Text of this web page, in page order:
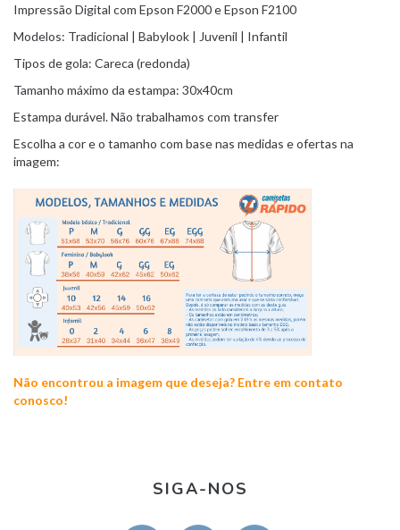
Impressão Digital com Epson F2000 e Epson F2100
Modelos: Tradicional | Babylook | Juvenil | Infantil
Tipos de gola: Careca (redonda)
Tamanho máximo da estampa: 30x40cm
Estampa durável. Não trabalhamos com transfer
Escolha a cor e o tamanho com base nas medidas e ofertas na
imagem:
Não encontrou a imagem que deseja? Entre em contato
conosco!
SIGA-NOS